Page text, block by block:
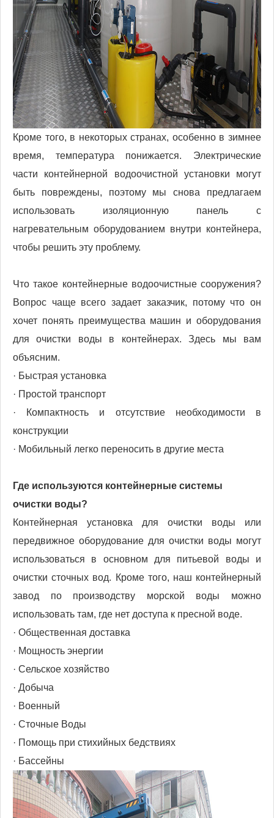
Кроме того, в некоторых странах, особенно в зимнее
время, температура понижается. Электрические
части контейнерной водоочистной установки могут
быть повреждены, поэтому мы снова предлагаем
использовать изоляционную панель с
нагревательным оборудованием внутри контейнера,
чтобы решить эту проблему.
Что такое контейнерные водоочистные сооружения?
Вопрос чаще всего задает заказчик, потому что он
хочет понять преимущества машин и оборудования
для очистки воды в контейнерах. Здесь мы вам
объясним.
· Быстрая установка
· Простой транспорт
· Компактность и отсутствие необходимости в
конструкции
· Мобильный легко переносить в другие места
Где используются контейнерные системы
очистки воды?
Контейнерная установка для очистки воды или
передвижное оборудование для очистки воды могут
использоваться в основном для питьевой воды и
очистки сточных вод. Кроме того, наш контейнерный
завод по производству морской воды можно
использовать там, где нет доступа к пресной воде.
· Общественная доставка
· Мощность энергии
· Сельское хозяйство
· Добыча
· Военный
· Сточные Воды
· Помощь при стихийных бедствиях
· Бассейны